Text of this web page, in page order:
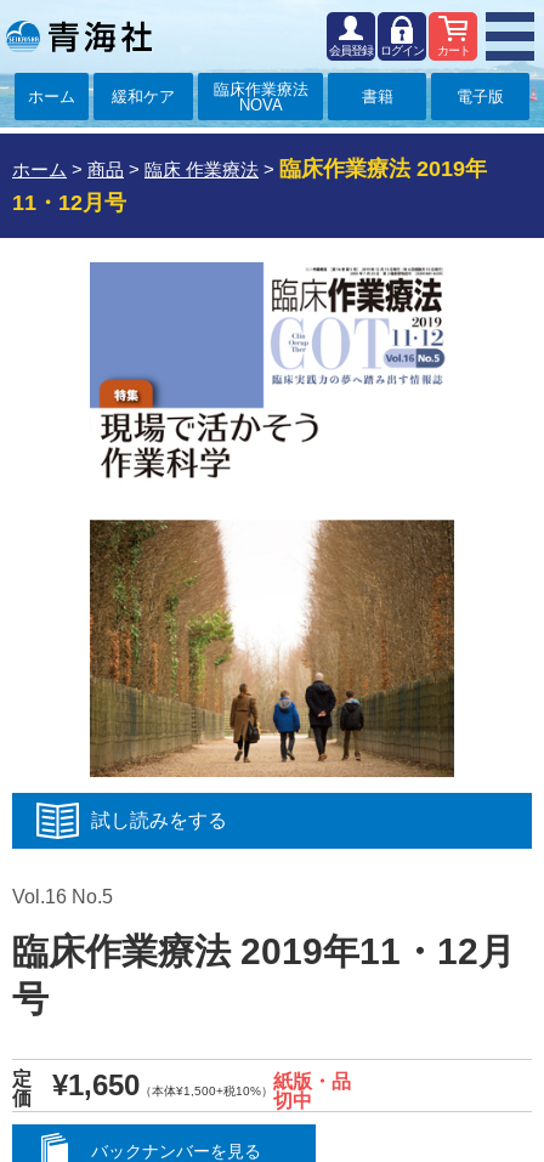
カート
ログイン
会員登録
ホーム 緩和ケア
臨床作業療法
NOVA
書籍 電子版
ホーム > 商品 > 臨床 作業療法 > 臨床作業療法 2019年
11・12月号
試し読みをする
Vol.16 No.5
臨床作業療法 2019年11・12月
号
定
価
¥1,650 （本体¥1,500+税10%）紙版・品
切中
バックナンバーを見る